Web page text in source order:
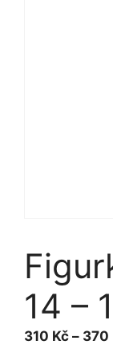
14 –
310 Kč – 370